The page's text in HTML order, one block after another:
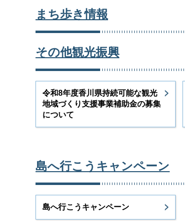
まち歩き情報
その他観光振興
令和8年度香川県持続可能な観光
地域づくり支援事業補助金の募集
について
島へ行こうキャンペーン
島へ行こうキャンペーン